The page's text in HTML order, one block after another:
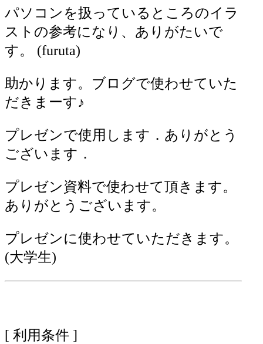
パソコンを扱っているところのイラ
ストの参考になり、ありがたいで
す。 (furuta)
助かります。ブログで使わせていた
だきまーす♪
プレゼンで使用します．ありがとう
ございます．
プレゼン資料で使わせて頂きます。
ありがとうございます。
プレゼンに使わせていただきます。
(大学生)
[ 利用条件 ]